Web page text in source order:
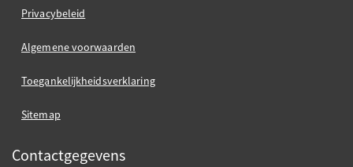
Privacybeleid
Algemene voorwaarden
Toegankelijkheidsverklaring
Sitemap
Contactgegevens